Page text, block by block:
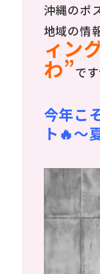
沖縄のポ
地域の情
ィン
わ”で
今年こ
ト🔥～